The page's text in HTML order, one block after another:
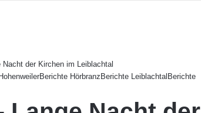
Nacht der Kirchen im Leiblachtal
Berichte Hörbranz Berichte Leiblachtal Berichte